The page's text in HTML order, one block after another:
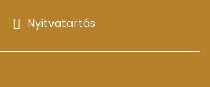
Nyitvatartás